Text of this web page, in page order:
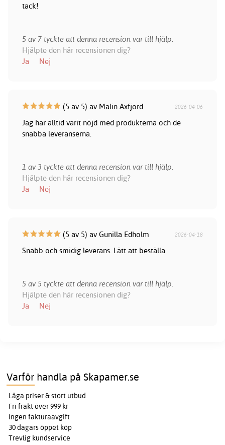
tack!
5 av 7 tyckte att denna recension var till hjälp.
Hjälpte den här recensionen dig?
Ja
Nej
(5 av 5) av Malin Axfjord 2026-04-06
Jag har alltid varit nöjd med produkterna och de
snabba leveranserna.
1 av 3 tyckte att denna recension var till hjälp.
Hjälpte den här recensionen dig?
Ja
Nej
(5 av 5) av Gunilla Edholm 2026-04-18
Snabb och smidig leverans. Lätt att beställa
5 av 5 tyckte att denna recension var till hjälp.
Hjälpte den här recensionen dig?
Ja
Nej
Varför handla på Skapamer.se
Låga priser & stort utbud
Fri frakt över 999 kr
Ingen fakturaavgift
30 dagars öppet köp
Trevlig kundservice